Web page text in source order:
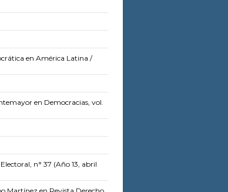
en América Latina /
en Democracias, vol.
n° 37 (Año 13, abril